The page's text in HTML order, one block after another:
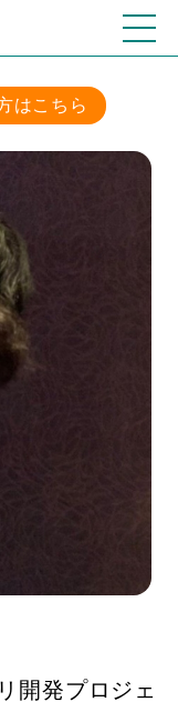
はこちら
開発プロジェ